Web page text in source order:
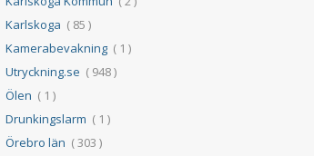
Karlskoga ( 85 )
Kamerabevakning( 1 )
Utryckning.se ( 948 )
Ölen ( 1 )
Drunkingslarm ( 1 )
Örebro län ( 303 )